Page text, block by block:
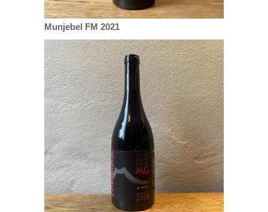
Munjebel FM 2021